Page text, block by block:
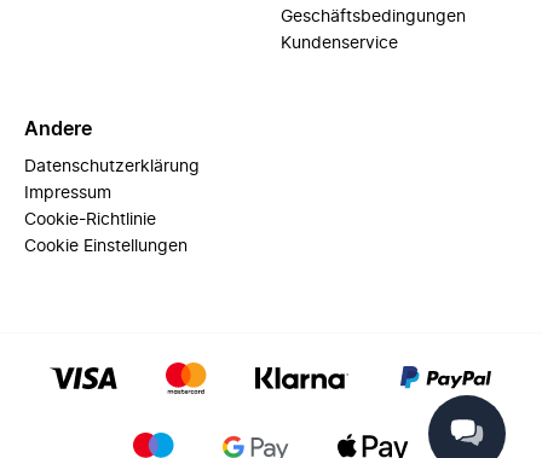
Geschäftsbedingungen
Kundenservice
Andere
Datenschutzerklärung
Impressum
Cookie-Richtlinie
Cookie Einstellungen